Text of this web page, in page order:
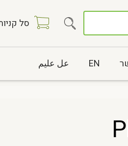
סל
EN عل عليم